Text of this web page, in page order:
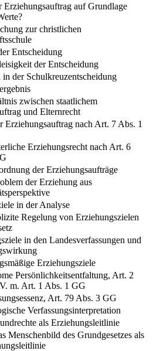
Erziehungsauftrag auf Grundlage
zur christlichen
Entscheidung
der Entscheidung
in der Schulkreuzentscheidung
zwischen staatlichem
und Elternrecht
Erziehungsauftrag nach Art. 7 Abs. 1
Erziehungsrecht nach Art. 6
der Erziehungsaufträge
der Erziehung aus
in der Analyse
Regelung von Erziehungszielen
in den Landesverfassungen und
Erziehungsziele
Persönlichkeitsentfaltung, Art. 2
m. Art. 1 Abs. 1 GG
Art. 79 Abs. 3 GG
Verfassungsinterpretation
als Erziehungsleitlinie
Menschenbild des Grundgesetzes als